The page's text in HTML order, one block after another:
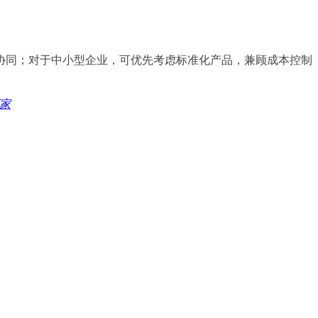
；对于中小型企业，可优先考虑标准化产品，兼顾成本控制